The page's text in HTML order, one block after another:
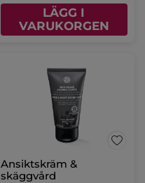
LÄGG I
VARUKORGEN
Ansiktskräm &
skäggvård